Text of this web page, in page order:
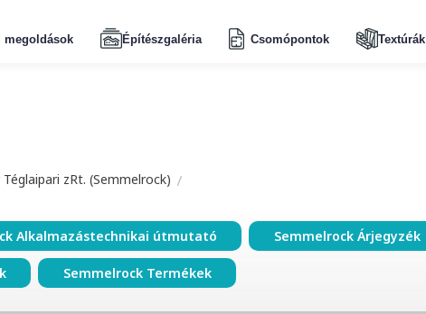
megoldások Építészgaléria Csomópontok Textúrák
zRt. (Semmelrock)
Alkalmazástechnikai útmutató Semmelrock Árjegyzék
Semmelrock Termékek